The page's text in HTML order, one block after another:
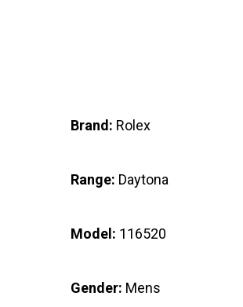
Brand: Rolex
Range: Daytona
Model: 116520
Gender: Mens